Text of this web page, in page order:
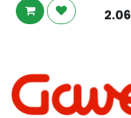
2.06